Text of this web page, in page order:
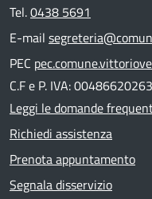
Tel.0438 5691
E-mail
PEC
C.F e P. IVA: 00486620263
Leggi le domande
Richiedi assistenza
Prenota appuntamento
Segnala disservizio